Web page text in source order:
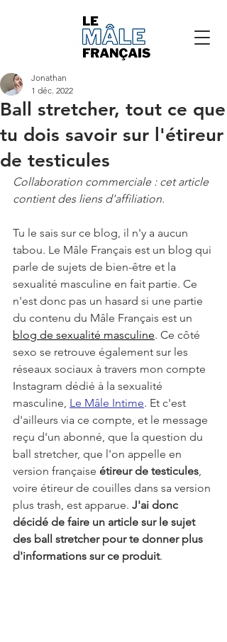
Ball stretcher, tout ce que
tu dois savoir sur l'étireur
de testicules
Jonathan
1 déc. 2022
Collaboration commerciale : cet article
contient des liens d'affiliation.
Tu le sais sur ce blog, il n'y a aucun
tabou. Le Mâle Français est un blog qui
parle de sujets de bien-être et la
sexualité masculine en fait partie. Ce
n'est donc pas un hasard si une partie
du contenu du Mâle Français est un
blog de sexualité masculine. Ce côté
sexo se retrouve également sur les
réseaux sociaux à travers mon compte
Instagram dédié à la sexualité
masculine, Le Mâle Intime. Et c'est
d'ailleurs via ce compte, et le message
reçu d'un abonné, que la question du
ball stretcher, que l'on appelle en
version française étireur de testicules,
voire étireur de couilles dans sa version
plus trash, est apparue. J'ai donc
décidé de faire un article sur le sujet
des ball stretcher pour te donner plus
d'informations sur ce produit.